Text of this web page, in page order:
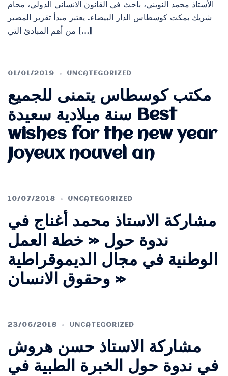
الأستاذ محمد النويني، باحث في القانون الانساني الدولي، محام
شريك بمكت كوسطاس الدار البيضاء. يعتبر مبدأ تقرير المصير
من أهم المبادئ التي […]
01/01/2019 UNCATEGORIZED
مكتب كوسطاس يتمنى للجميع
سنة ميلادية سعيدة Best
wishes for the new year
Joyeux nouvel an
10/07/2018 UNCATEGORIZED
مشاركة الاستاذ محمد أغناج في
ندوة حول « خطة العمل
الوطنية في مجال الديموقراطية
وحقوق الانسان »
23/06/2018 UNCATEGORIZED
مشاركة الاستاذ حسن هروش
في ندوة حول الخبرة الطبية في